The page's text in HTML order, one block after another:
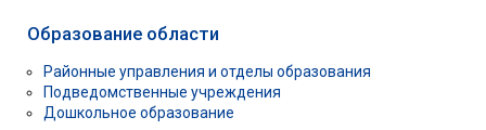
Образование области
Районные управления и отделы образования
Подведомственные учреждения
Дошкольное образование